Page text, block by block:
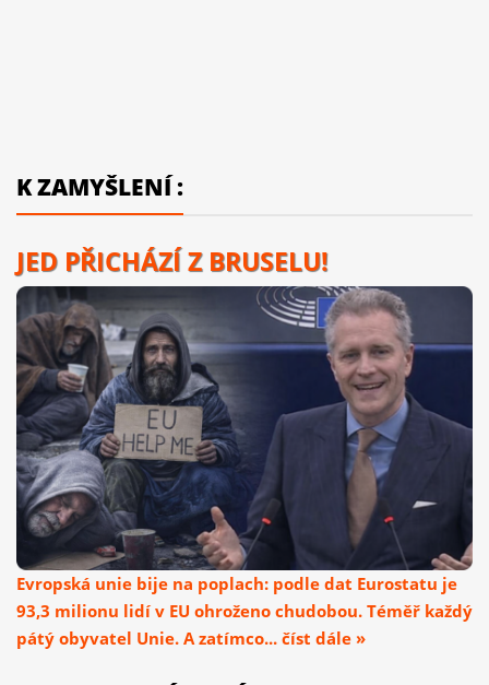
K ZAMYŠLENÍ :
JED PŘICHÁZÍ Z BRUSELU!
Evropská unie bije na poplach: podle dat Eurostatu je
93,3 milionu lidí v EU ohroženo chudobou. Téměř každý
pátý obyvatel Unie. A zatímco... číst dále »